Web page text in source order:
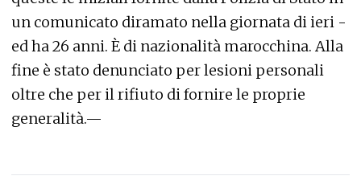
un comunicato diramato nella giornata di ieri -
ed ha 26 anni. È di nazionalità marocchina. Alla
fine è stato denunciato per lesioni personali
oltre che per il rifiuto di fornire le proprie
generalità.—